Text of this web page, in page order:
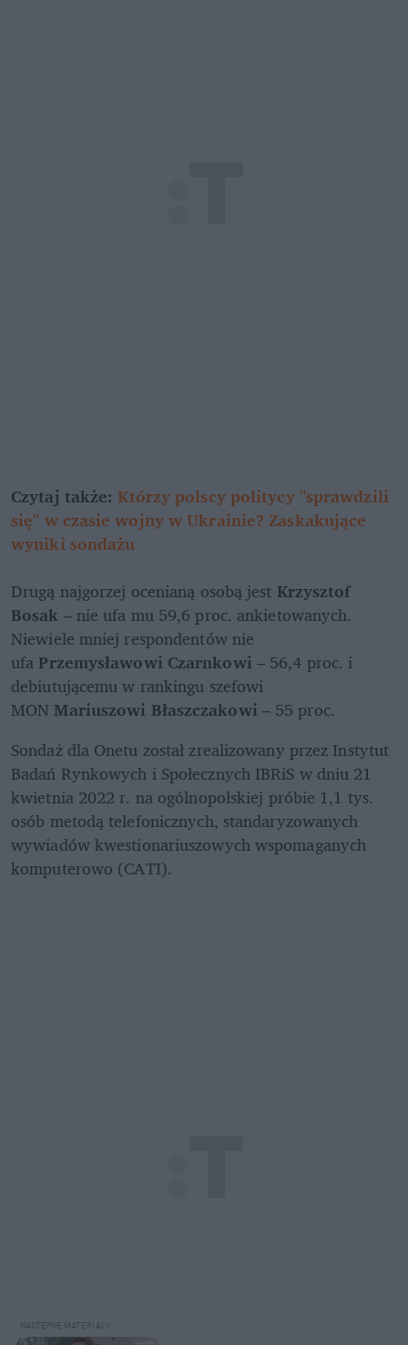
Czytaj także: Którzy polscy politycy "sprawdzili
się" w czasie wojny w Ukrainie? Zaskakujące
wyniki sondażu
Drugą najgorzej ocenianą osobą jest Krzysztof
Bosak – nie ufa mu 59,6 proc. ankietowanych.
Niewiele mniej respondentów nie
ufa Przemysławowi Czarnkowi – 56,4 proc. i
debiutującemu w rankingu szefowi
MON Mariuszowi Błaszczakowi – 55 proc.
Sondaż dla Onetu został zrealizowany przez Instytut
Badań Rynkowych i Społecznych IBRiS w dniu 21
kwietnia 2022 r. na ogólnopolskiej próbie 1,1 tys.
osób metodą telefonicznych, standaryzowanych
wywiadów kwestionariuszowych wspomaganych
komputerowo (CATI).